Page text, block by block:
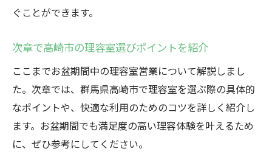
高崎市の理容室はアクセスが便利で安心
理容室利用で休日を有意義に過ごす方法
理容組合と連携した安心理容サービス紹介
理容室選びでお盆も快適な毎日を実現
ぐことができます。
次章で高崎市の理容室選びポイントを紹介
ここまでお盆期間中の理容室営業について解説しまし
た。次章では、群馬県高崎市で理容室を選ぶ際の具体的
なポイントや、快適な利用のためのコツを詳しく紹介し
ます。お盆期間でも満足度の高い理容体験を叶えるため
に、ぜひ参考にしてください。